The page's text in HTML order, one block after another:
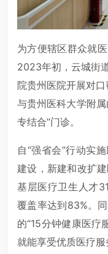
为方便辖区群众就
2023年初，云城街
院贵州医院开展对
与贵州医科大学附
专结合”门诊。
自“强省会”行动实
建设，新建和改扩
基层医疗卫生人才
覆盖率达到83%。
的“15分钟健康医疗
就能享受优质医疗服